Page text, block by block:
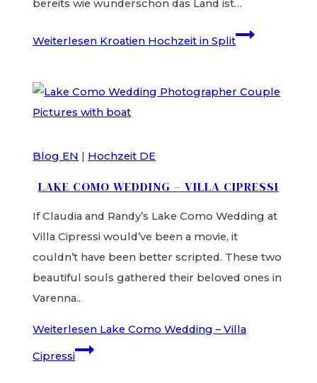
bereits wie wunderschön das Land ist…
Weiterlesen Kroatien Hochzeit in Split
Blog EN | Hochzeit DE
LAKE COMO WEDDING – VILLA CIPRESSI
If Claudia and Randy’s Lake Como Wedding at
Villa Cipressi would’ve been a movie, it
couldn’t have been better scripted. These two
beautiful souls gathered their beloved ones in
Varenna..
Weiterlesen Lake Como Wedding – Villa
Cipressi